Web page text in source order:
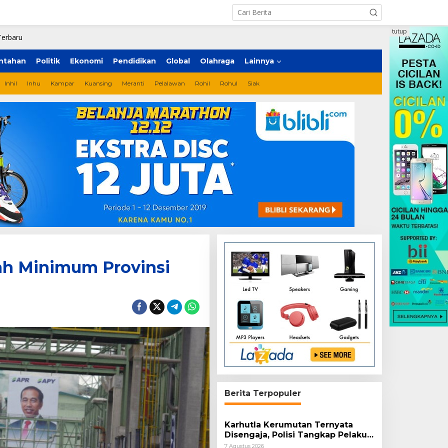
Politik Ekonomi Pendidikan Global Olahraga Lainnya
Inhil Inhu Kampar Kuansing Meranti Pelalawan Rohil Rohul Siak
tutup
Minimum Provinsi
Berita Terpopuler
Karhutla Kerumutan Ternyata
Disengaja, Polisi Tangkap Pelaku
Pembakar Lahan
7 Agustus 2026